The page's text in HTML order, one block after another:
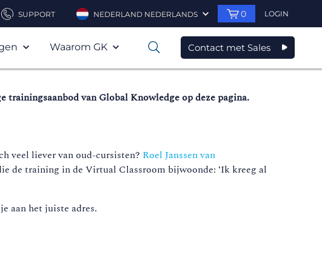
SUPPORT NEDERLAND NEDERLANDS 0 LOGIN
Waarom GK 0 Contact met Sales
van Global Knowledge op deze pagina.
veel liever van oud-cursisten? Roel Janssen van
de training in de Virtual Classroom bijwoonde: ‘Ik kreeg al
aan het juiste adres.